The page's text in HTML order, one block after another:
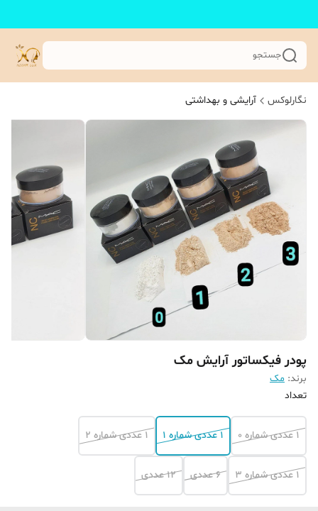
جستجو
نگارلوکس آرایشی و بهداشتی
پودر فیکساتور آرایش مک
برند: مک
تعداد
1 عددی شماره 0 1 عددی شماره 1 1 عددی شماره 2
1 عددی شماره 3 6 عددی 12 عددی